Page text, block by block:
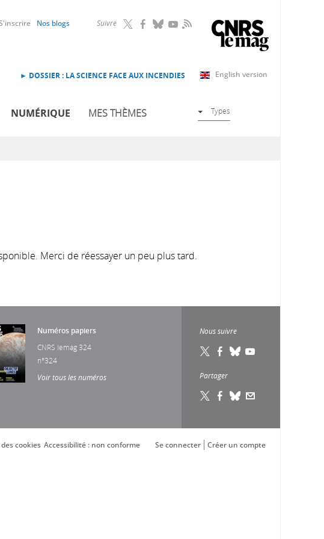
Suivre RSS
Nos blogs
English version
► DOSSIER : LA SCIENCE FACE AUX INCENDIES
NUMÉRIQUE MES THÈMES Types
Merci de réessayer un peu plus tard.
Numéros papiers
CNRS lemag 324
n°324
Voir tous les numéros
Nous suivre
Partager
Créer un compte
Se connecter
Accessibilité : non conforme
cookies